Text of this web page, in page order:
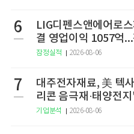
6
LIG디펜스앤에어로
결 영업이익 1057억
잠정실적 2026-08-06
7
대주전자재료, 美 텍
리콘 음극재·태양전
기업분석 2026-08-06